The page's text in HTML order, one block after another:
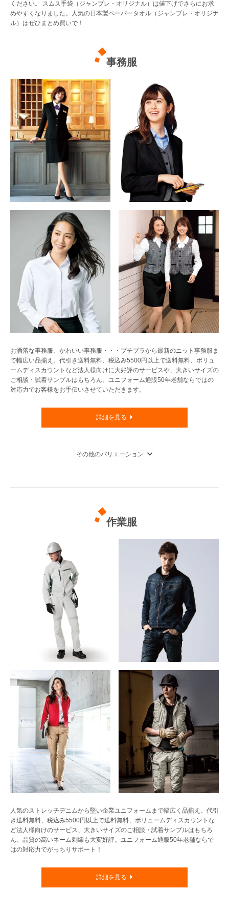
Myページ 見積書 お気に入り
ください。 スムス手袋（ジャンブレ・オリジナル）は値下げでさらにお求
めやすくなりました。人気の日本製ペーパータオル（ジャンブレ・オリジナ
ル）はぜひまとめ買いで！
事務服
お洒落な事務服、かわいい事務服・・・プチプラから最新のニット事務服ま
で幅広い品揃え。代引き送料無料、税込み5500円以上で送料無料、ボリュ
ームディスカウントなど法人様向けに大好評のサービスや、大きいサイズの
ご相談・試着サンプルはもちろん、ユニフォーム通販50年老舗ならではの
対応力でお客様をお手伝いさせていただきます。
詳細を見る
その他のバリエーション
作業服
人気のストレッチデニムから堅い企業ユニフォームまで幅広く品揃え。代引
き送料無料、税込み5500円以上で送料無料、ボリュームディスカウントな
ど法人様向けのサービス、大きいサイズのご相談・試着サンプルはもちろ
ん、品質の高いネーム刺繍も大変好評。ユニフォーム通販50年老舗ならで
はの対応力でがっちりサポート！
詳細を見る